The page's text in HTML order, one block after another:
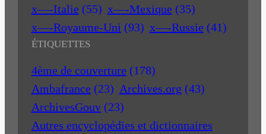
x—-Italie (55) x—-Mexique (35)
x—-Royaume-Uni (93) x—-Russie (41)
ÉTIQUETTES
4ème de couverture (178)
Ambafrance (23) Archives.org (43)
ArchivesGouv (23)
Autres encyclopédies et dictionnaires